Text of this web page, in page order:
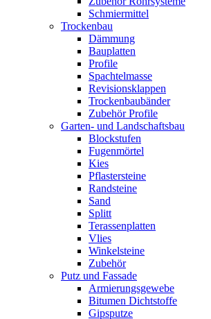
Schmiermittel
Trockenbau
Dämmung
Bauplatten
Profile
Spachtelmasse
Revisionsklappen
Trockenbaubänder
Zubehör Profile
Garten- und Landschaftsbau
Blockstufen
Fugenmörtel
Kies
Pflastersteine
Randsteine
Sand
Splitt
Terassenplatten
Vlies
Winkelsteine
Zubehör
Putz und Fassade
Armierungsgewebe
Bitumen Dichtstoffe
Gipsputze